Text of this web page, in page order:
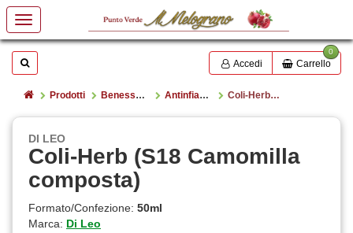
Cerca Accedi
0
Carrello
HomeProdotti Benessere e salute Antinfiammatori Coli-Herb (S18 Camomilla composta)
DI LEO
Coli-Herb (S18 Camomilla
composta)
Formato/Confezione: 50ml
Marca: Di Leo